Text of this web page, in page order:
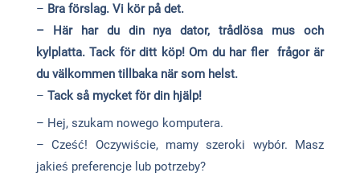
– Bra förslag. Vi kör på det.
– Här har du din nya dator, trådlösa mus och
kylplatta. Tack för ditt köp! Om du har fler frågor är
du välkommen tillbaka när som helst.
– Tack så mycket för din hjälp!
– Hej, szukam nowego komputera.
– Cześć! Oczywiście, mamy szeroki wybór. Masz
jakieś preferencje lub potrzeby?